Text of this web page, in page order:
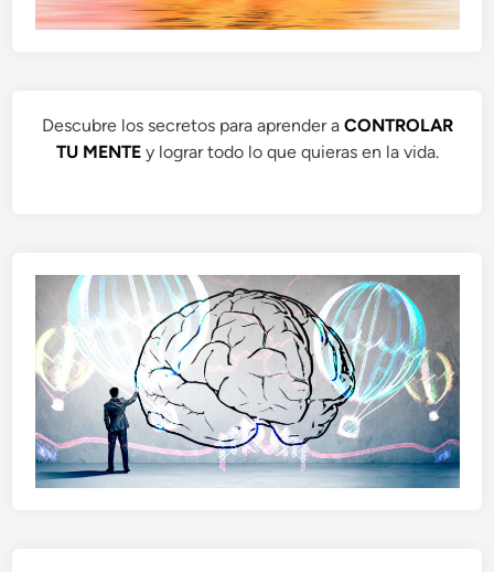
Descubre los secretos para aprender a CONTROLAR
TU MENTEy lograr todo lo que quieras en la vida.